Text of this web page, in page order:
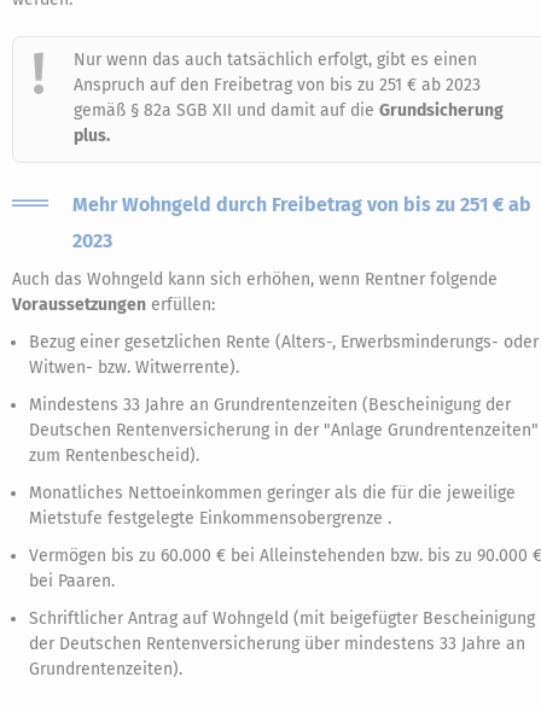
Nur wenn das auch tatsächlich erfolgt, gibt es einen
Anspruch auf den Freibetrag von bis zu 251 € ab 2023
gemäß § 82a SGB XII und damit auf die Grundsicherung
plus.
Mehr Wohngeld durch Freibetrag von bis zu 251 € ab
2023
Auch das Wohngeld kann sich erhöhen, wenn Rentner folgende
Voraussetzungen erfüllen:
Bezug einer gesetzlichen Rente (Alters-, Erwerbsminderungs- oder
Witwen- bzw. Witwerrente).
Mindestens 33 Jahre an Grundrentenzeiten (Bescheinigung der
Deutschen Rentenversicherung in der "Anlage Grundrentenzeiten"
zum Rentenbescheid).
Monatliches Nettoeinkommen geringer als die für die jeweilige
Mietstufe festgelegte Einkommensobergrenze .
Vermögen bis zu 60.000 € bei Alleinstehenden bzw. bis zu 90.000 €
bei Paaren.
Schriftlicher Antrag auf Wohngeld (mit beigefügter Bescheinigung
der Deutschen Rentenversicherung über mindestens 33 Jahre an
Grundrentenzeiten).